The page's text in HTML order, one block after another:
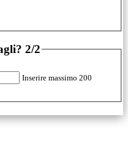
2/2
Inserire massimo 200